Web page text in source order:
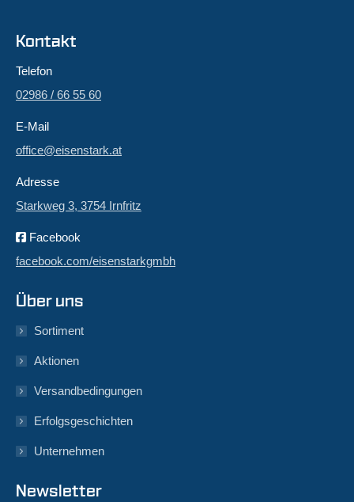
Kontakt
Telefon
02986 / 66 55 60
E-Mail
office@eisenstark.at
Adresse
Starkweg 3, 3754 Irnfritz
Facebook
facebook.com/eisenstarkgmbh
Über uns
Sortiment
Aktionen
Versandbedingungen
Erfolgsgeschichten
Unternehmen
Newsletter